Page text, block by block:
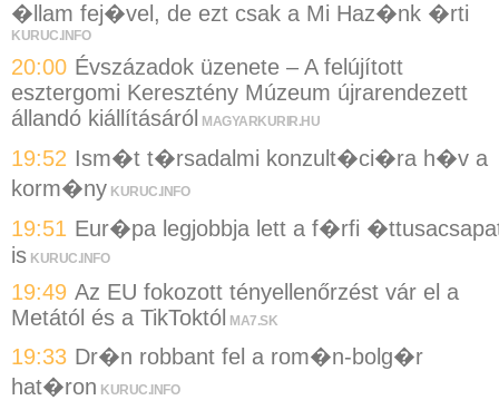
�llam fej�vel, de ezt csak a Mi Haz�nk �rti
KURUC.INFO
20:00 Évszázadok üzenete – A felújított
esztergomi Keresztény Múzeum újrarendezett
állandó kiállításáról
MAGYARKURIR.HU
19:52 Ism�t t�rsadalmi konzult�ci�ra h�v a
korm�ny KURUC.INFO
19:51 Eur�pa legjobbja lett a f�rfi
is KURUC.INFO
19:49 Az EU fokozott tényellenőrzést vár el a
Metától és a TikToktól MA7.SK
19:33 Dr�n robbant fel a rom�n-bolg�r
hat�ron KURUC.INFO